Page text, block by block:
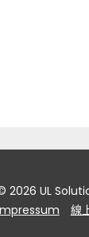
2026 UL
線